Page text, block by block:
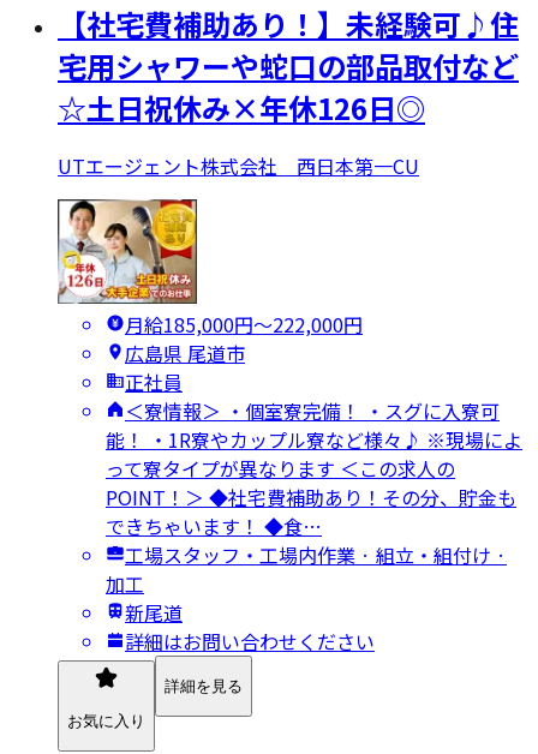
【社宅費補助あり！】未経験可♪住
宅用シャワーや蛇口の部品取付など
☆土日祝休み×年休126日◎
UTエージェント株式会社 西日本第一CU
月給185,000円〜222,000円
広島県 尾道市
正社員
＜寮情報＞ ・個室寮完備！ ・スグに入寮可
能！ ・1R寮やカップル寮など様々♪ ※現場によ
って寮タイプが異なります ＜この求人の
POINT！＞ ◆社宅費補助あり！その分、貯金も
できちゃいます！ ◆食…
工場スタッフ・工場内作業 · 組立・組付け ·
加工
新尾道
詳細はお問い合わせください
お気に入り
詳細を見る